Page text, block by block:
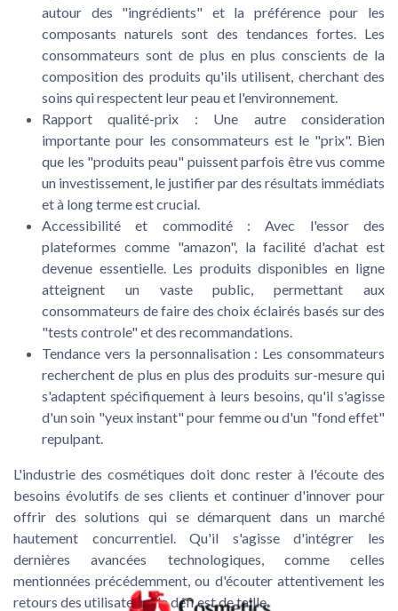
autour des "ingrédients" et la préférence pour les
composants naturels sont des tendances fortes. Les
consommateurs sont de plus en plus conscients de la
composition des produits qu'ils utilisent, cherchant des
soins qui respectent leur peau et l'environnement.
Rapport qualité-prix : Une autre consideration
importante pour les consommateurs est le "prix". Bien
que les "produits peau" puissent parfois être vus comme
un investissement, le justifier par des résultats immédiats
et à long terme est crucial.
Accessibilité et commodité: Avec l'essor des
plateformes comme "amazon", la facilité d'achat est
devenue essentielle. Les produits disponibles en ligne
atteignent un vaste public, permettant aux
consommateurs de faire des choix éclairés basés sur des
"tests controle" et des recommandations.
Tendance vers la personnalisation: Les consommateurs
recherchent de plus en plus des produits sur-mesure qui
s'adaptent spécifiquement à leurs besoins, qu'il s'agisse
d'un soin "yeux instant" pour femme ou d'un "fond effet"
repulpant.
L'industrie des cosmétiques doit donc rester à l'écoute des
besoins évolutifs de ses clients et continuer d'innover pour
offrir des solutions qui se démarquent dans un marché
hautement concurrentiel. Qu'il s'agisse d'intégrer les
dernières avancées technologiques, comme celles
mentionnées précédemment, ou d'écouter attentivement les
retours des utilisateurs, le défi est de taille.